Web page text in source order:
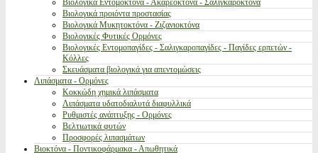
Βιολογικά Εντομοκτόνα - Ακαρεοκτόνα - Σαλιγκαροκτόνα
Βιολογικά προιόντα προστασίας
Βιολογικά Μυκητοκτόνα - Ζιζανιοκτόνα
Βιολογικές Φυτικές Ορμόνες
Βιολογικές Εντομοπαγίδες - Σαλιγκαροπαγίδες - Παγίδες ερπετών -
Κόλλες
Σκευάσματα βιολογικά για απεντομώσεις
Λιπάσματα - Ορμόνες
Κοκκώδη χημικά λιπάσματα
Λιπάσματα υδατοδιαλυτά διαφυλλικά
Ρυθμιστές ανάπτυξης - Ορμόνες
Βελτιωτικά φυτών
Προσφορές λιπασμάτων
Βιοκτόνα - Ποντικοφάρμακα - Απωθητικά